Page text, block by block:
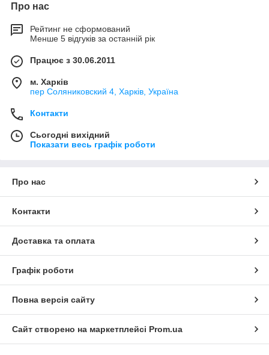
Про нас
Рейтинг не сформований
Менше 5 відгуків за останній рік
Працює з 30.06.2011
м. Харків
пер Соляниковский 4, Харків, Україна
Контакти
Сьогодні вихідний
Показати весь графік роботи
Про нас
Контакти
Доставка та оплата
Графік роботи
Повна версія сайту
Сайт створено на маркетплейсі Prom.ua